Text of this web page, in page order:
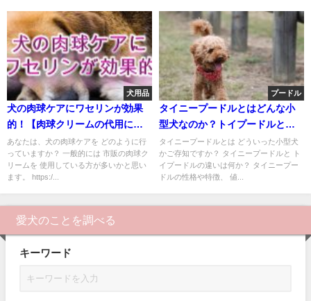
犬用品
犬の肉球ケアにワセリンが効果
的！【肉球クリームの代用にぜ
ひ。】
あなたは、犬の肉球ケアを どのように行
っていますか？ 一般的には 市販の肉球ク
リームを 使用している方が多いかと思い
ます。 https:/...
プードル
タイニープードルとはどんな小
型犬なのか？トイプードルとの
違いは？【特徴×性格×値段】
タイニープードルとは どういった小型犬
かご存知ですか？ タイニープードルと ト
イプードルの違いは何か？ タイニープー
ドルの性格や特徴、 値...
愛犬のことを調べる
キーワード